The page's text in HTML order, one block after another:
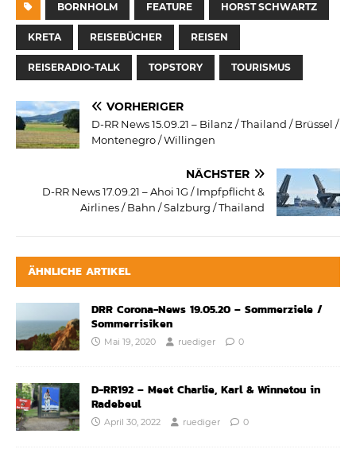
BORNHOLM FEATURE HORST SCHWARTZ
KRETA REISEBÜCHER REISEN
REISERADIO-TALK TOPSTORY TOURISMUS
VORHERIGER
D-RR News 15.09.21 – Bilanz / Thailand / Brüssel /
Montenegro / Willingen
NÄCHSTER
D-RR News 17.09.21 – Ahoi 1G / Impfpflicht &
Airlines / Bahn / Salzburg / Thailand
ÄHNLICHE ARTIKEL
DRR Corona-News 19.05.20 – Sommerziele /
Sommerrisiken
Mai 19, 2020 ruediger 0
D-RR192 – Meet Charlie, Karl & Winnetou in
Radebeul
April 30, 2022 ruediger 0